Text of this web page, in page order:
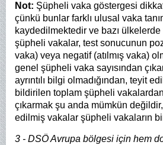
Not: Şüpheli vaka göstergesi
çünkü bunlar farklı ulusal vaka
kaydedilmektedir ve bazı
şüpheli vakalar, test sonucunun
vaka) veya negatif (atılmış vaka)
genel şüpheli vaka sayısından
ayrıntılı bilgi olmadığından, teyit
bildirilen toplam şüpheli
çıkarmak şu anda mümkün
edilmiş vakalar şüpheli vakaların
3 - DSÖ Avrupa bölgesi için hem